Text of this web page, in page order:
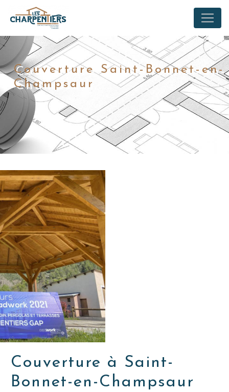
Couverture Saint-Bonnet-en-
Champsaur
Couverture à Saint-
Bonnet-en-Champsaur
Panneau de gestion des cookies